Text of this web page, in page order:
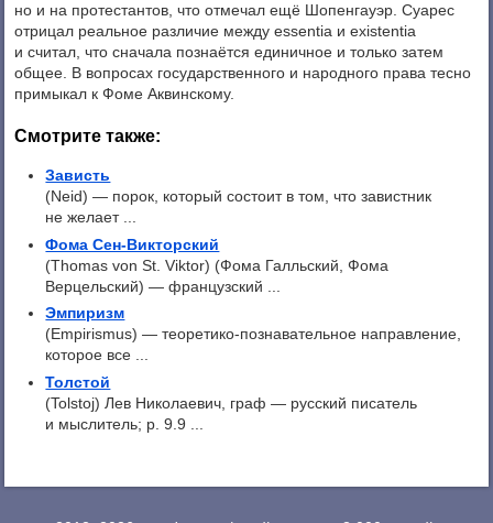
но и на протестантов, что отмечал ещё Шопенгауэр. Суарес
отрицал реальное различие между essentia и existentia
и считал, что сначала познаётся единичное и только затем
общее. В вопросах государственного и народного права тесно
примыкал к Фоме Аквинскому.
Смотрите также:
Зависть
(Neid) — порок, который состоит в том, что завистник
не желает ...
Фома Сен-Викторский
(Thomas von St. Viktor) (Фома Галльский, Фома
Верцельский) — французский ...
Эмпиризм
(Empirismus) — теоретико-познавательное направление,
которое все ...
Толстой
(Tolstoj) Лев Николаевич, граф — русский писатель
и мыслитель; р. 9.9 ...